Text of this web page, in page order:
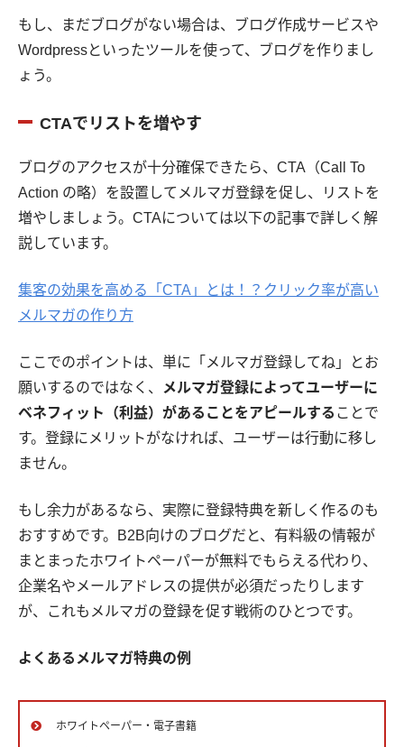
もし、まだブログがない場合は、ブログ作成サービスや
Wordpressといったツールを使って、ブログを作りまし
ょう。
CTAでリストを増やす
ブログのアクセスが十分確保できたら、CTA（Call To
Action の略）を設置してメルマガ登録を促し、リストを
増やしましょう。CTAについては以下の記事で詳しく解
説しています。
集客の効果を高める「CTA」とは！？クリック率が高い
メルマガの作り方
ここでのポイントは、単に「メルマガ登録してね」とお
願いするのではなく、
メルマガ登録によってユーザーに
ベネフィット（利益）があることをアピールする ことで
す。登録にメリットがなければ、ユーザーは行動に移し
ません。
もし余力があるなら、実際に登録特典を新しく作るのも
おすすめです。B2B向けのブログだと、有料級の情報が
まとまったホワイトペーパーが無料でもらえる代わり、
企業名やメールアドレスの提供が必須だったりします
が、これもメルマガの登録を促す戦術のひとつです。
よくあるメルマガ特典の例
ホワイトペーパー・電子書籍